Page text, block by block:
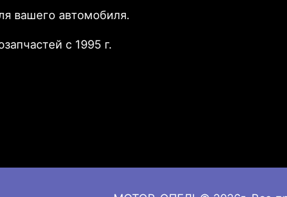
вашего автомобиля.
с 1995 г.